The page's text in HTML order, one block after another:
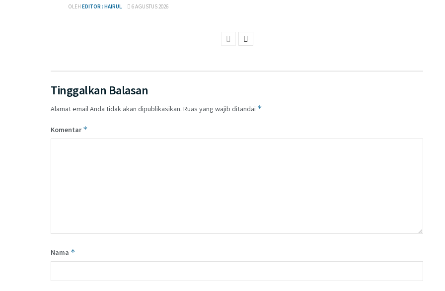
OLEH EDITOR : HAIRUL 6 AGUSTUS 2026
Tinggalkan Balasan
Alamat email Anda tidak akan dipublikasikan. Ruas yang wajib ditandai *
Komentar*
Nama *